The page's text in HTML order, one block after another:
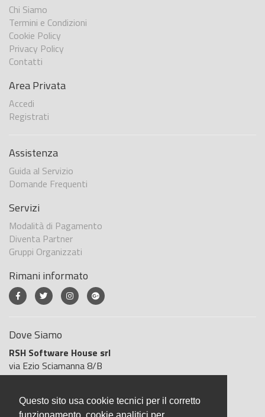
Questo sito usa cookie tecnici per il corretto
Chi Siamo
Termini e Condizioni
Cookie Policy
Privacy Policy
Contatti
Area Privata
Accedi
Registrati
Assistenza
Guida al Servizio
Domande Frequenti
Servizi
Modalità di Pagamento
Diventa Partner
Gruppi Organizzati
Rimani informato
Dove Siamo
RSH Software House srl
via Ezio Sciamanna 8/B
00168 Roma
Italia